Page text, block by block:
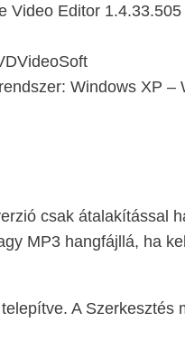
Video Editor 1.4.33.505
Windows XP –
csak átalakítással
MP3 hangfájllá, ha
A Szerkesztés